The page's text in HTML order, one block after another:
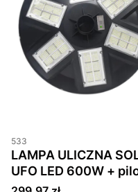
533
LAMPA ULICZNA
UFO LED 600W +